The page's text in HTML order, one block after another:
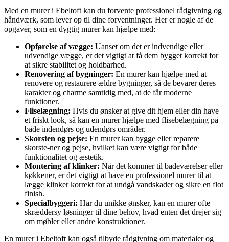
Med en murer i Ebeltoft kan du forvente professionel rådgivning og
håndværk, som lever op til dine forventninger. Her er nogle af de
opgaver, som en dygtig murer kan hjælpe med:
Opførelse af vægge: Uanset om det er indvendige eller
udvendige vægge, er det vigtigt at få dem bygget korrekt for
at sikre stabilitet og holdbarhed.
Renovering af bygninger: En murer kan hjælpe med at
renovere og restaurere ældre bygninger, så de bevarer deres
karakter og charme samtidig med, at de får moderne
funktioner.
Fliselægning: Hvis du ønsker at give dit hjem eller din have
et friskt look, så kan en murer hjælpe med flisebelægning på
både indendørs og udendørs områder.
Skorsten og pejse: En murer kan bygge eller reparere
skorste-ner og pejse, hvilket kan være vigtigt for både
funktionalitet og æstetik.
Montering af klinker: Når det kommer til badeværelser eller
køkkener, er det vigtigt at have en professionel murer til at
lægge klinker korrekt for at undgå vandskader og sikre en flot
finish.
Specialbyggeri: Har du unikke ønsker, kan en murer ofte
skræddersy løsninger til dine behov, hvad enten det drejer sig
om møbler eller andre konstruktioner.
En murer i Ebeltoft kan også tilbyde rådgivning om materialer og